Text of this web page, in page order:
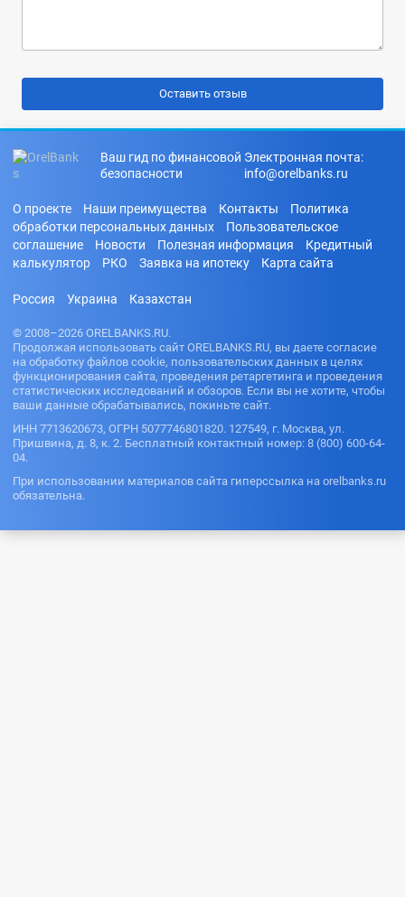
Ваш гид по финансовой
безопасности
Электронная почта:
info@orelbanks.ru
О проекте Наши преимущества Контакты
Политика
обработки персональных данных
Пользовательское
соглашение
Новости Полезная информация
Кредитный
калькулятор
РКО Заявка на ипотеку Карта сайта
Россия Украина Казахстан
© 2008–2026 ORELBANKS.RU.
Продолжая использовать сайт ORELBANKS.RU, вы даете согласие
на обработку файлов cookie, пользовательских данных в целях
функционирования сайта, проведения ретаргетинга и проведения
статистических исследований и обзоров. Если вы не хотите, чтобы
ваши данные обрабатывались, покиньте сайт.
ИНН 7713620673, ОГРН 5077746801820. 127549, г. Москва, ул.
Пришвина, д. 8, к. 2. Бесплатный контактный номер: 8 (800) 600-64-
04.
При использовании материалов сайта гиперссылка на orelbanks.ru
обязательна.